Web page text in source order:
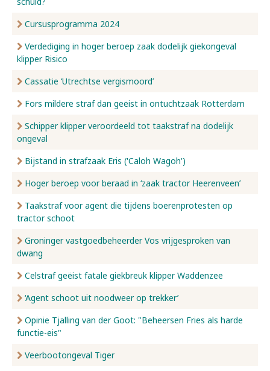
Cursusprogramma 2024
Verdediging in hoger beroep zaak dodelijk giekongeval
klipper Risico
Cassatie ‘Utrechtse vergismoord’
Fors mildere straf dan geëist in ontuchtzaak Rotterdam
Schipper klipper veroordeeld tot taakstraf na dodelijk
ongeval
Bijstand in strafzaak Eris ('Caloh Wagoh')
Hoger beroep voor beraad in ‘zaak tractor Heerenveen’
Taakstraf voor agent die tijdens boerenprotesten op
tractor schoot
Groninger vastgoedbeheerder Vos vrijgesproken van
dwang
Celstraf geëist fatale giekbreuk klipper Waddenzee
‘Agent schoot uit noodweer op trekker’
Opinie Tjalling van der Goot: "Beheersen Fries als harde
functie-eis"
Veerbootongeval Tiger